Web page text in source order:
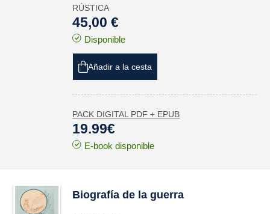
RÚSTICA
45,00 €
Disponible
Añadir a la cesta
PACK DIGITAL PDF + EPUB
19.99€
E-book disponible
Biografía de la guerra